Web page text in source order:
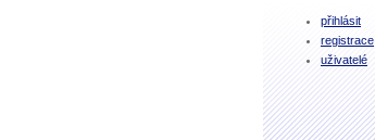
přihlásit
registrace
uživatelé